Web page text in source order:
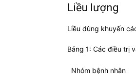
Liều lượng
Liều dùng khuyến
Bảng 1: Các điều trị
Nhóm bệnh nhân